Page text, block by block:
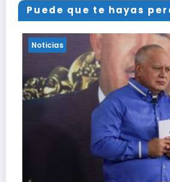
Puede que te hayas
Noticias